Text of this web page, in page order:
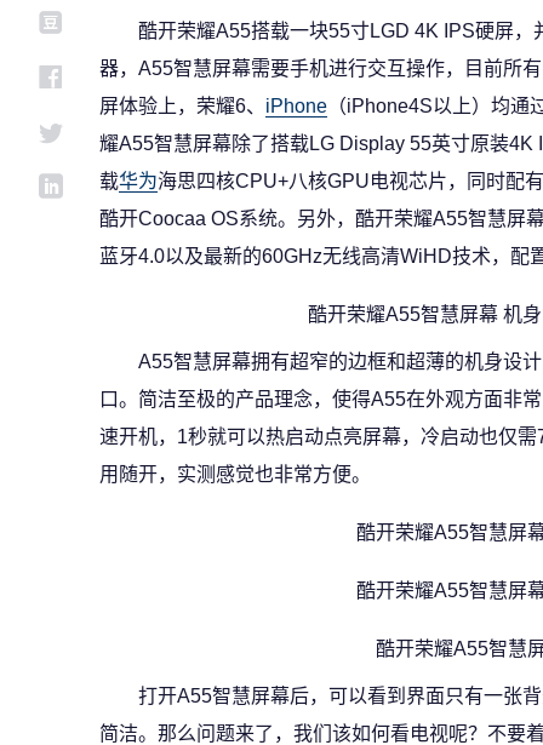
酷开荣耀A55搭载一块55寸LGD 4K IPS硬屏
器，A55智慧屏幕需要手机进行交互操作，目前所
屏体验上，荣耀6、 iPhone （iPhone4S以上）均通
耀A55智慧屏幕除了搭载LG Display 55英寸原装
载华为海思四核CPU+八核GPU电视芯片，同时配
酷开Coocaa OS系统。另外，酷开荣耀A55智慧屏
蓝牙4.0以及最新的60GHz无线高清WiHD技术，配
酷开荣耀A55智慧屏幕 机
A55智慧屏幕拥有超窄的边框和超薄的机身设
口。简洁至极的产品理念，使得A55在外观方面非
速开机，1秒就可以热启动点亮屏幕，冷启动也仅
用随开，实测感觉也非常方便。
酷开荣耀A55智慧屏
酷开荣耀A55智慧屏
酷开荣耀A55智慧
打开A55智慧屏幕后，可以看到界面只有一张
简洁。那么问题来了，我们该如何看电视呢？不要